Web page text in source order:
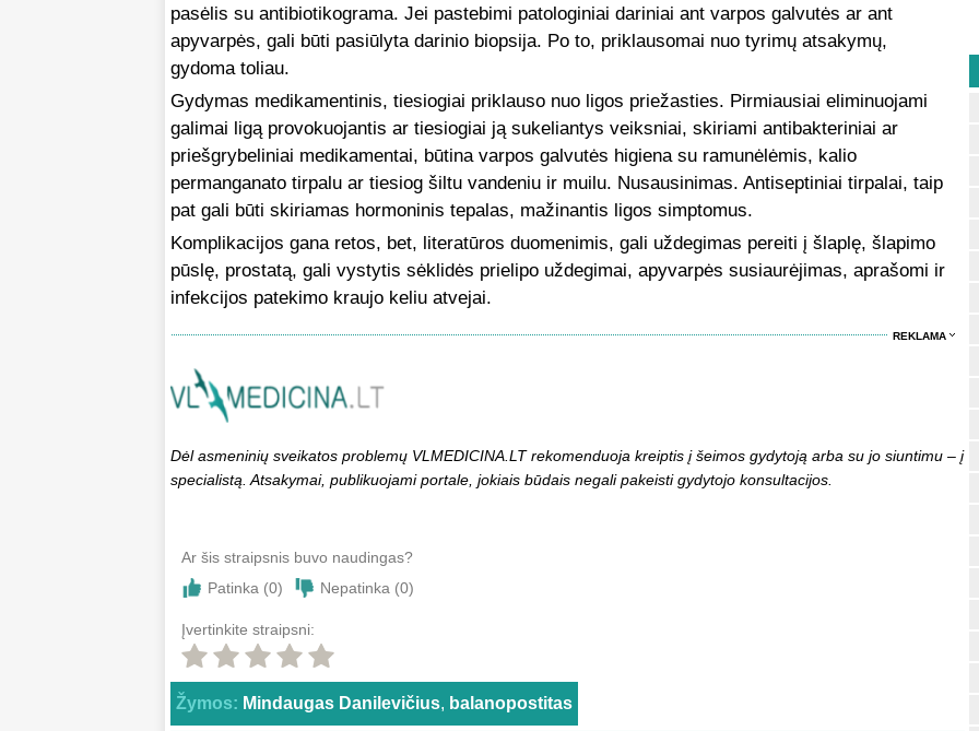
pasėlis su antibiotikograma. Jei pastebimi patologiniai dariniai ant varpos galvutės ar ant
apyvarpės, gali būti pasiūlyta darinio biopsija. Po to, priklausomai nuo tyrimų atsakymų,
gydoma toliau.
Gydymas medikamentinis, tiesiogiai priklauso nuo ligos priežasties. Pirmiausiai eliminuojami
galimai ligą provokuojantis ar tiesiogiai ją sukeliantys veiksniai, skiriami antibakteriniai ar
priešgrybeliniai medikamentai, būtina varpos galvutės higiena su ramunėlėmis, kalio
permanganato tirpalu ar tiesiog šiltu vandeniu ir muilu. Nusausinimas. Antiseptiniai tirpalai, taip
pat gali būti skiriamas hormoninis tepalas, mažinantis ligos simptomus.
Komplikacijos gana retos, bet, literatūros duomenimis, gali uždegimas pereiti į šlaplę, šlapimo
pūslę, prostatą, gali vystytis sėklidės prielipo uždegimai, apyvarpės susiaurėjimas, aprašomi ir
infekcijos patekimo kraujo keliu atvejai.
REKLAMA
Dėl asmeninių sveikatos problemų VLMEDICINA.LT rekomenduoja kreiptis į šeimos gydytoją arba su jo siuntimu – į
specialistą. Atsakymai, publikuojami portale, jokiais būdais negali pakeisti gydytojo konsultacijos.
Ar šis straipsnis buvo naudingas?
Patinka (0) Nepatinka (0)
Įvertinkite straipsni:
Žymos: Mindaugas Danilevičius, balanopostitas